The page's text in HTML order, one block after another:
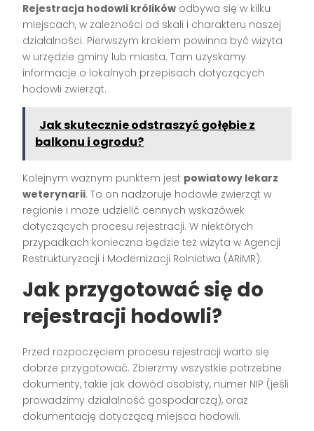
Rejestracja hodowli królików odbywa się w kilku
miejscach, w zależności od skali i charakteru naszej
działalności. Pierwszym krokiem powinna być wizyta
w urzędzie gminy lub miasta. Tam uzyskamy
informacje o lokalnych przepisach dotyczących
hodowli zwierząt.
Jak skutecznie odstraszyć gołębie z
balkonu i ogrodu?
Kolejnym ważnym punktem jest powiatowy lekarz
weterynarii. To on nadzoruje hodowle zwierząt w
regionie i może udzielić cennych wskazówek
dotyczących procesu rejestracji. W niektórych
przypadkach konieczna będzie też wizyta w Agencji
Restrukturyzacji i Modernizacji Rolnictwa (ARiMR).
Jak przygotować się do
rejestracji hodowli?
Przed rozpoczęciem procesu rejestracji warto się
dobrze przygotować. Zbierzmy wszystkie potrzebne
dokumenty, takie jak dowód osobisty, numer NIP (jeśli
prowadzimy działalność gospodarczą), oraz
dokumentację dotyczącą miejsca hodowli.